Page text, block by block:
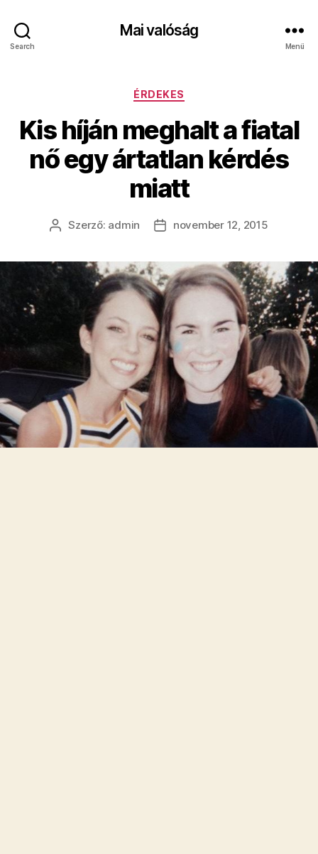
Search
Mai valóság
Menü
Kategóriák
ÉRDEKES
Kis híján meghalt a fiatal
nő egy ártatlan kérdés
miatt
Bejegyzés
Szerző: admin
Bejegyzés
november 12, 2015